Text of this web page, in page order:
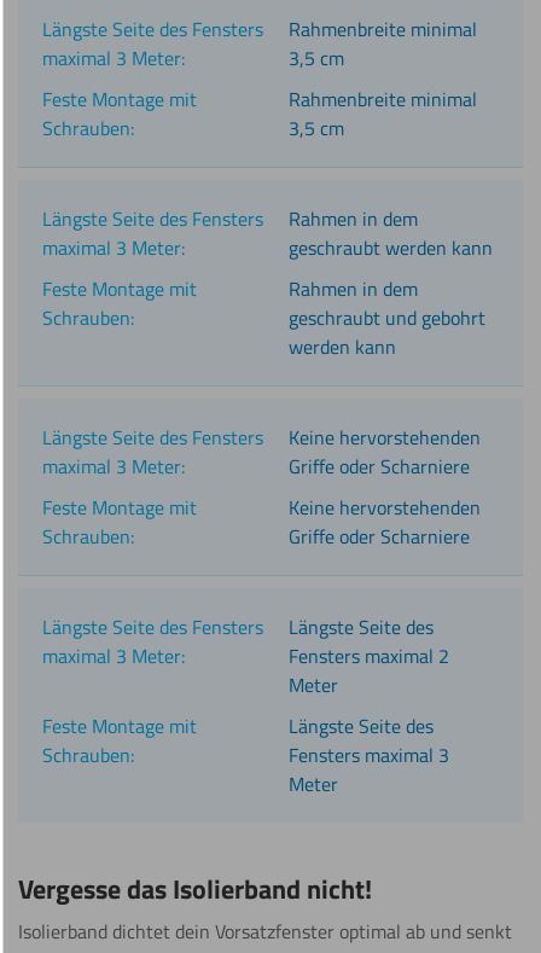
Rahmenbreite minimal
3,5 cm
Rahmenbreite minimal
3,5 cm
Rahmen in dem
geschraubt werden kann
Rahmen in dem
geschraubt und gebohrt
werden kann
Keine hervorstehenden
Griffe oder Scharniere
Keine hervorstehenden
Griffe oder Scharniere
Längste Seite des
Fensters maximal 2
Meter
Längste Seite des
Fensters maximal 3
Meter
Vergesse das Isolierband nicht!
Isolierband dichtet dein Vorsatzfenster optimal ab und senkt